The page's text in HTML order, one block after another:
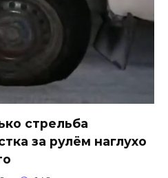
стрельба
за рулём наглухо